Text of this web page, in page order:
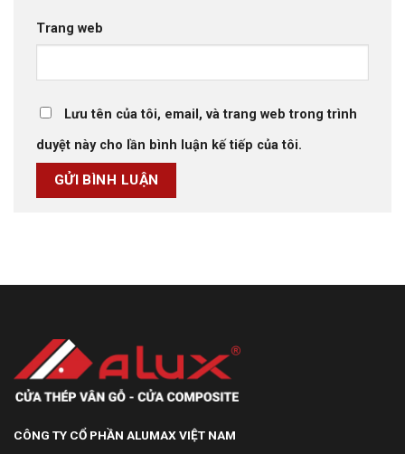
Trang web
Lưu tên của tôi, email, và trang web trong trình
duyệt này cho lần bình luận kế tiếp của tôi.
CÔNG TY CỔ PHẦN ALUMAX VIỆT NAM